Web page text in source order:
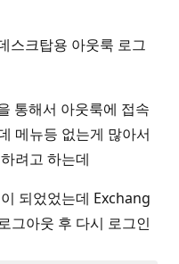
스크탑용 아웃룩 로그
통해서 아웃룩에 접속
메뉴등 없는게 많아서
려고 하는데
되었었는데 Exchang
그아웃 후 다시 로그인